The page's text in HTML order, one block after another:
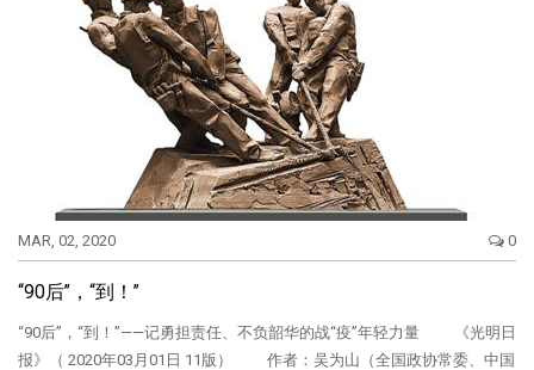
MAR, 02, 2020 0
“90后”，“到！”
“90后”，“到！”——记勇担责任、不负韶华的战“疫”年轻力量 《光明日
报》（ 2020年03月01日 11版） 作者：吴为山（全国政协常委、中国